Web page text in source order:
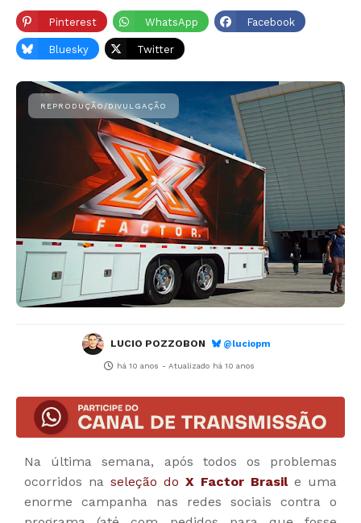
Pinterest WhatsApp Facebook
Bluesky Twitter
LUCIO POZZOBON @luciopm
há 10 anos - Atualizado há 10 anos
Na última semana, após todos os problemas
ocorridos na seleção do X Factor Brasile uma
enorme campanha nas redes sociais contra o